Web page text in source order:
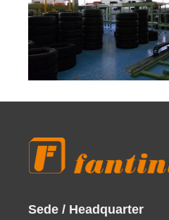
Sede / Headquarter